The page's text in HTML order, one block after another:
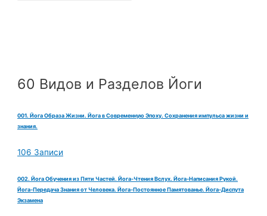
60 Видов и Разделов Йоги
001. Йога Образа Жизни. Йога в Современную Эпоху. Сохранения импульса жизни и
знания.
106 Записи
002. Йога Обучения из Пяти Частей. Йога-Чтения Вслух. Йога-Написания Рукой.
Йога-Передача Знания от Человека. Йога-Постоянное Памятованье. Йога-Диспута
Экзамена